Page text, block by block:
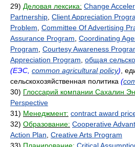
29) Деловая лексика: Change
Partnership Client Appreciation
Problem Committee Of Advertising
Assurance Program Coordinating
Program Courtesy Awareness
Appreciation Program общая
(ЕЭС, common agricultural policy) ,
сельскохозяйственная политика (
30) Глоссарий компании Сахалин
Perspective
31) Менеджмент: contract award
32) Образование: Cooperative
Action Plan Creative Arts Program